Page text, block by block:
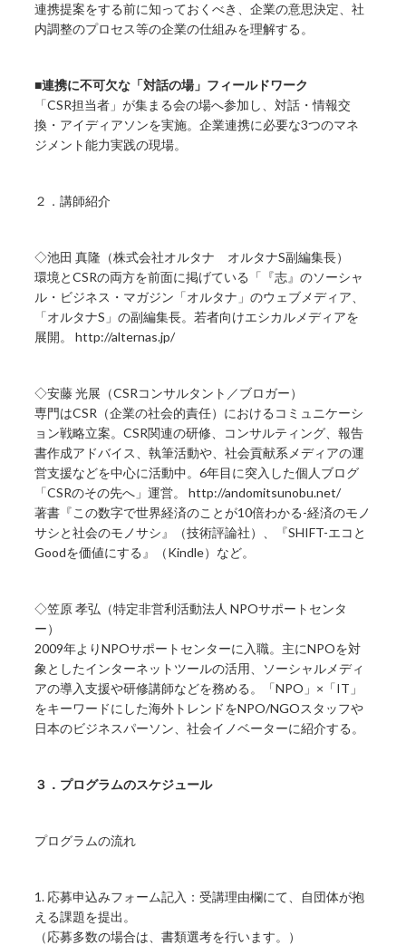
連携提案をする前に知っておくべき、企業の意思決定、社
内調整のプロセス等の企業の仕組みを理解する。
■連携に不可欠な「対話の場」フィールドワーク
「CSR担当者」が集まる会の場へ参加し、対話・情報交
換・アイディアソンを実施。企業連携に必要な3つのマネ
ジメント能力実践の現場。
２．講師紹介
◇池田 真隆（株式会社オルタナ オルタナS副編集長）
環境とCSRの両方を前面に掲げている「『志』のソーシャ
ル・ビジネス・マガジン「オルタナ」のウェブメディア、
「オルタナS」の副編集長。若者向けエシカルメディアを
展開。 http://alternas.jp/
◇安藤 光展（CSRコンサルタント／ブロガー）
専門はCSR（企業の社会的責任）におけるコミュニケーシ
ョン戦略立案。CSR関連の研修、コンサルティング、報告
書作成アドバイス、執筆活動や、社会貢献系メディアの運
営支援などを中心に活動中。6年目に突入した個人ブログ
「CSRのその先へ」運営。 http://andomitsunobu.net/
著書『この数字で世界経済のことが10倍わかる-経済のモノ
サシと社会のモノサシ』（技術評論社）、『SHIFT-エコと
Goodを価値にする』（Kindle）など。
◇笠原 孝弘（特定非営利活動法人 NPOサポートセンタ
ー）
2009年よりNPOサポートセンターに入職。主にNPOを対
象としたインターネットツールの活用、ソーシャルメディ
アの導入支援や研修講師などを務める。「NPO」×「IT」
をキーワードにした海外トレンドをNPO/NGOスタッフや
日本のビジネスパーソン、社会イノベーターに紹介する。
３．プログラムのスケジュール
プログラムの流れ
1. 応募申込みフォーム記入：受講理由欄にて、自団体が抱
える課題を提出。
（応募多数の場合は、書類選考を行います。）